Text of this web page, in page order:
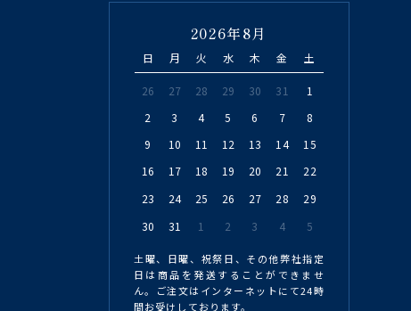
2026年8月
日 月 火 水 木 金 土
26 27 28 29 30 31
1
2
3 4 5 6 7
8
9
10 11 12 13 14
15
16
17 18 19 20 21
22
23
24 25 26 27 28
29
30
31 1 2 3 4 5
土曜、日曜、祝祭日、その他弊社指定
日は商品を発送することができませ
ん。ご注文はインターネットにて24時
間お受けしております。